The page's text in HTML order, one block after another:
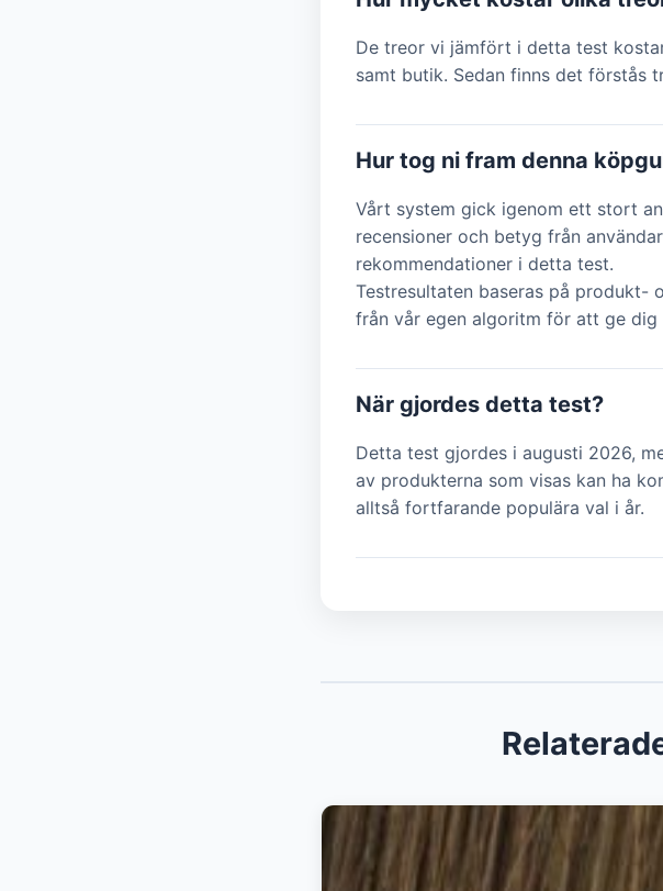
De treor vi jämfört i detta test
samt butik. Sedan finns det förstås
Hur tog ni fram denna
Vårt system gick igenom ett stort
recensioner och betyg från
rekommendationer i detta test.
Testresultaten baseras på produkt-
från vår egen algoritm för att ge dig
När gjordes detta test?
Detta test gjordes i augusti 2026,
av produkterna som visas kan ha
alltså fortfarande populära val i år.